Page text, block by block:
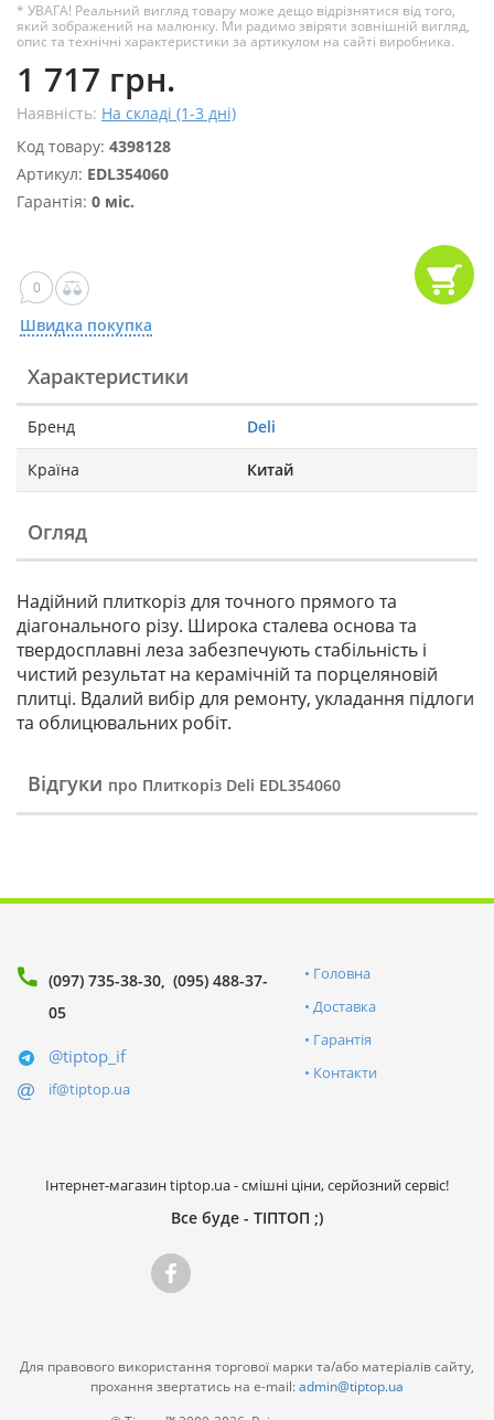
* УВАГА! Реальний вигляд товару може дещо відрізнятися від того,
який зображений на малюнку. Ми радимо звіряти зовнішній вигляд,
опис та технічні характеристики за артикулом на сайті виробника.
1 717 грн.
Наявність: На складі (1-3 дні)
Код товару: 4398128
Артикул: EDL354060
Гарантія: 0 міс.
0
Швидка покупка
Характеристики
Бренд Deli
Країна Китай
Огляд
Надійний плиткоріз для точного прямого та
діагонального різу. Широка сталева основа та
твердосплавні леза забезпечують стабільність і
чистий результат на керамічній та порцеляновій
плитці. Вдалий вибір для ремонту, укладання підлоги
та облицювальних робіт.
Відгуки про Плиткоріз Deli EDL354060
(097) 735-38-30 (095) 488-37-
05
@tiptop_if
if@tiptop.ua
Головна
Доставка
Гарантія
Контакти
Інтернет-магазин tiptop.ua - смішні ціни, серйозний сервіс!
Все буде - ТІПТОП ;)
Для правового використання торгової марки та/або матеріалів сайту,
прохання звертатись на e-mail:admin@tiptop.ua